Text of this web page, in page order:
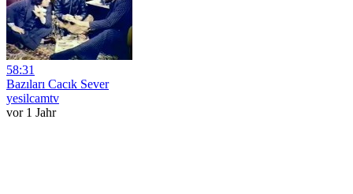
58:31
Bazıları Cacık Sever
yesilcamtv
vor 1 Jahr